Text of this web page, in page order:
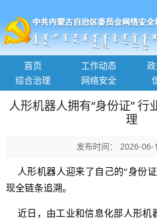
首页 工作动态
综合治理
网络安全
人形机器人拥有“身份证” 行
理
发布时间： 2026-
人形机器人迎来了自己的“身份
现全链条追溯。
近日，由工业和信息化部人形机